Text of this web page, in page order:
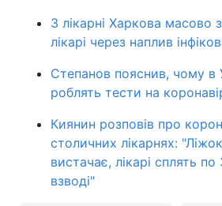
З лікарні Харкова масово
лікарі через наплив
Степанов пояснив, чому в
роблять тести на
Киянин розповів про
столичних лікарнях:
вистачає, лікарі сплять
взводі"